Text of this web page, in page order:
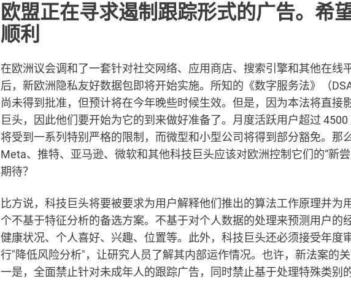
欧盟正在寻求遏制跟踪形式的广告。希
顺利
在欧洲议会调和了一套针对社交网络、应用商店、搜索引擎和其他在线
后，新欧洲隐私友好数据包即将开始实施。所知的《数字服务法》（
尚未得到批准，但预计将在今年晚些时候生效。但是，因为本法将直接
巨头，因此他们要开始为它的到来做好准备了。月度活跃用户超过 4500
将受到一系列特别严格的限制，而微型和小型公司将得到部分豁免。那
Meta、推特、亚马逊、微软和其他科技巨头应该对欧洲控制它们的“新尝
期待？
比方说，科技巨头将要被要求为用户解释他们推出的算法工作原理并为
个不基于特征分析的备选方案。不基于对个人数据的处理来预测用户的
健康状况、个人喜好、兴趣、位置等。此外，科技巨头还必须接受年度
行"降低风险分析"，让研究人员了解其内部运作情况。也许，新法案的
一是，全面禁止针对未成年人的跟踪广告，同时禁止基于处理特殊类别